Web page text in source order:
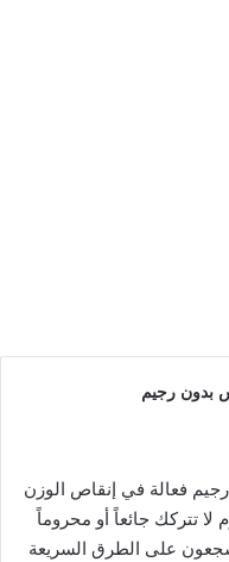
بدون رجيم
فعالة في إنقاص الوزن
لا تتركك جائعاً أو محروماً
على الطرق السريعة